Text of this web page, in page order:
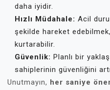
daha iyidir.
Hızlı Müdahale: Acil
şekilde hareket edebilmek,
kurtarabilir.
Güvenlik: Planlı bir
sahiplerinin güvenliğini
Unutmayın, her saniye